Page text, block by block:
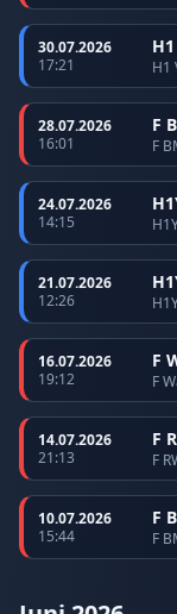
30.07.2026
17:21
H1
28.07.2026
16:01
24.07.2026
14:15
21.07.2026
12:26
16.07.2026
19:12
F
F
14.07.2026
21:13
10.07.2026
15:44
F